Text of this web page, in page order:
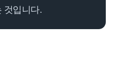
것입니다.